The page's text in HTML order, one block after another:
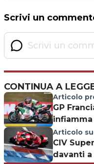
Scrivi un
CONTINUA A
Articolo
GP
infiamma
Marquez
Articolo
CIV
davanti